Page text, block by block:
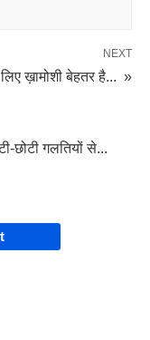
NEXT
ख़ामोशी बेहतर है... »
छोटी गलतियों से...